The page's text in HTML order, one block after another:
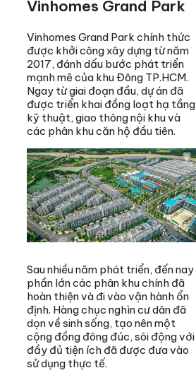
Vinhomes Grand Park
Vinhomes Grand Park chính thức
được khởi công xây dựng từ năm
2017, đánh dấu bước phát triển
mạnh mẽ của khu Đông TP.HCM.
Ngay từ giai đoạn đầu, dự án đã
được triển khai đồng loạt hạ tầng
kỹ thuật, giao thông nội khu và
các phân khu căn hộ đầu tiên.
Sau nhiều năm phát triển, đến nay
phần lớn các phân khu chính đã
hoàn thiện và đi vào vận hành ổn
định. Hàng chục nghìn cư dân đã
dọn về sinh sống, tạo nên một
cộng đồng đông đúc, sôi động với
đầy đủ tiện ích đã được đưa vào
sử dụng thực tế.